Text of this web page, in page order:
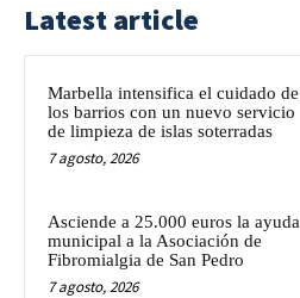
Latest article
Marbella intensifica el cuidado de
los barrios con un nuevo servicio
de limpieza de islas soterradas
7 agosto, 2026
Asciende a 25.000 euros la ayuda
municipal a la Asociación de
Fibromialgia de San Pedro
7 agosto, 2026